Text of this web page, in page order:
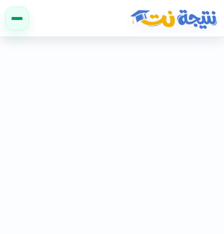
نتيجة نت